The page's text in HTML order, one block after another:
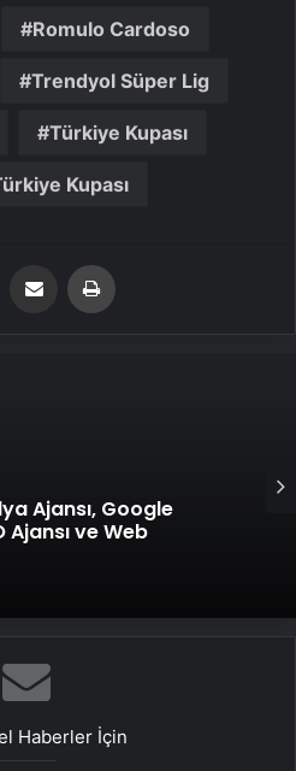
Romulo Cardoso
Trendyol Süper Lig
Türkiye Kupası
Kupası
Email'den paylaş
İle Akıllı Dijital
Haberler İçin